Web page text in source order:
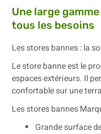
Une large
tous les besoins
Les stores bannes : la
Le store banne est le
espaces extérieurs. Il
confortable sur une
Les stores bannes
Grande surface